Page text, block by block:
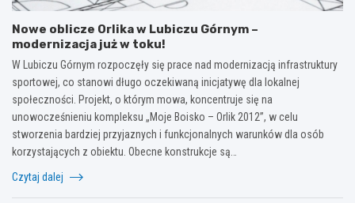
Nowe oblicze Orlika w Lubiczu Górnym –
modernizacja już w toku!
W Lubiczu Górnym rozpoczęły się prace nad modernizacją infrastruktury
sportowej, co stanowi długo oczekiwaną inicjatywę dla lokalnej
społeczności. Projekt, o którym mowa, koncentruje się na
unowocześnieniu kompleksu „Moje Boisko – Orlik 2012”, w celu
stworzenia bardziej przyjaznych i funkcjonalnych warunków dla osób
korzystających z obiektu. Obecne konstrukcje są…
Czytaj dalej